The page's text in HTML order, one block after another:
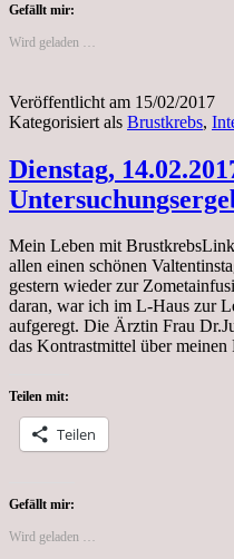
Gefällt mir:
Wird geladen …
Veröffentlicht am 15/02/2017
Kategorisiert als Brustkrebs,
Dienstag,
Mein Leben mit
allen einen schönen
gestern wieder zur
daran, war ich im L-Haus zur
aufgeregt. Die Ärztin Frau
das Kontrastmittel über
Teilen mit:
Teilen
Gefällt mir:
Wird geladen …